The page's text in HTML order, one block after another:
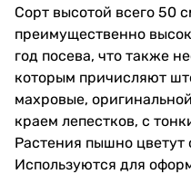
Сорт высотой всего 50
преимущественно
год посева, что также
которым причисляют
махровые,
краем лепестков, с
Растения пышно цветут
Используются для